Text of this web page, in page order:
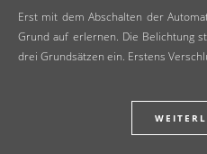
Erst mit dem Abschalten der Automatik, kann man das Fotografieren von
Grund auf erlernen. Die Belichtung
drei Grundsätzen ein. Erstens